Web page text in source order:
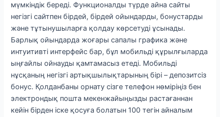
мүмкіндік береді. Функционалды түрде айна сайты
негізгі сайтпен бірдей, бірдей ойындарды, бонустарды
және тұтынушыларға қолдау көрсетуді ұсынады.
Барлық ойындарда жоғары сапалы графика және
интуитивті интерфейс бар, бұл мобильді құрылғыларда
ыңғайлы ойнауды қамтамасыз етеді. Мобильді
нұсқаның негізгі артықшылықтарының бірі – депозитсіз
бонус. Қолданбаны орнату сізге телефон нөміріңіз бен
электрондық пошта мекенжайыңызды растағаннан
кейін бірден іске қосуға болатын 100 тегін айналым